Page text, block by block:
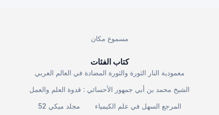
مسموع مكان
كتاب الفئات
معمودية النار الثورة والثورة المضادة في العالم العربي
الشيخ محمد بن أبي جمهور الأحسائي : قدوة العلم والعمل
مجلد ميكي 52
المرجع السهل في علم الكيمياء